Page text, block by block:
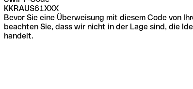
KKRAUS61XXX
Bevor Sie eine Überweisung mit diesem Code von
beachten Sie, dass wir nicht in der Lage sind, die
handelt.